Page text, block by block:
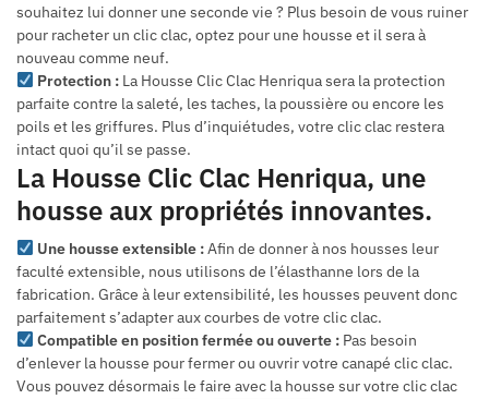
souhaitez lui donner une seconde vie ? Plus besoin de vous ruiner
pour racheter un clic clac, optez pour une housse et il sera à
nouveau comme neuf.
Protection :La Housse Clic Clac Henriqua sera la protection
parfaite contre la saleté, les taches, la poussière ou encore les
poils et les griffures. Plus d’inquiétudes, votre clic clac restera
intact quoi qu’il se passe.
La Housse Clic Clac Henriqua, une
housse aux propriétés innovantes.
Une housse extensible :Afin de donner à nos housses leur
faculté extensible, nous utilisons de l’élasthanne lors de la
fabrication. Grâce à leur extensibilité, les housses peuvent donc
parfaitement s’adapter aux courbes de votre clic clac.
Compatible en position fermée ou ouverte :Pas besoin
d’enlever la housse pour fermer ou ouvrir votre canapé clic clac.
Vous pouvez désormais le faire avec la housse sur votre clic clac